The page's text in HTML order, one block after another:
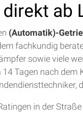
ab
(Automatik)-
fachkundig
sowie viele
14 Tagen nach
in der Straße